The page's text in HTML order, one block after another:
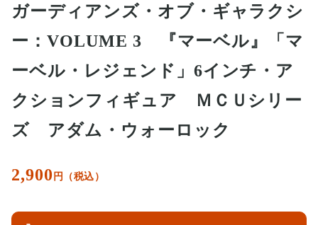
ガーディアンズ・オブ・ギャラクシ
ー：VOLUME 3 『マーベル』「マ
ーベル・レジェンド」6インチ・ア
クションフィギュア ＭＣＵシリー
ズ アダム・ウォーロック
2,900 円（税込）